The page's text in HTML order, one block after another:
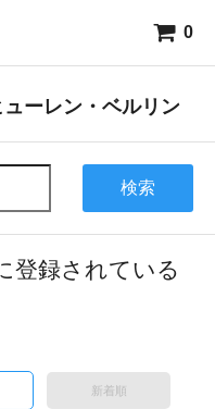
0
ーレン・ベルリン
検索
登録されている
新着順